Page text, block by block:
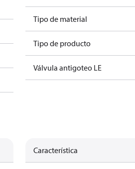
Tipo de material
Tipo de producto
Válvula antigoteo LE
Característica